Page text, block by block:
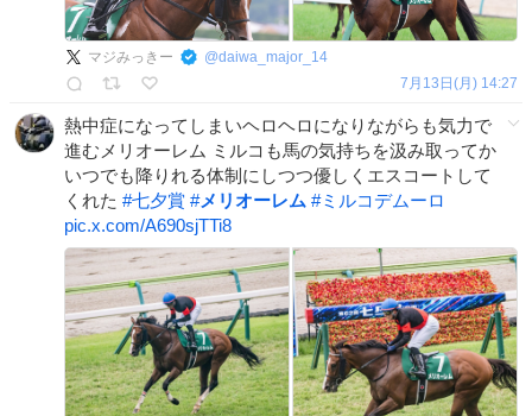
マジみっきー @daiwa_major_14
7月13日(月) 14:27
熱中症になってしまいヘロヘロになりながらも気力で
進むメリオーレム ミルコも馬の気持ちを汲み取ってか
いつでも降りれる体制にしつつ優しくエスコートして
くれた #七夕賞 #メリオーレム #ミルコデムーロ
pic.x.com/A690sjTTi8